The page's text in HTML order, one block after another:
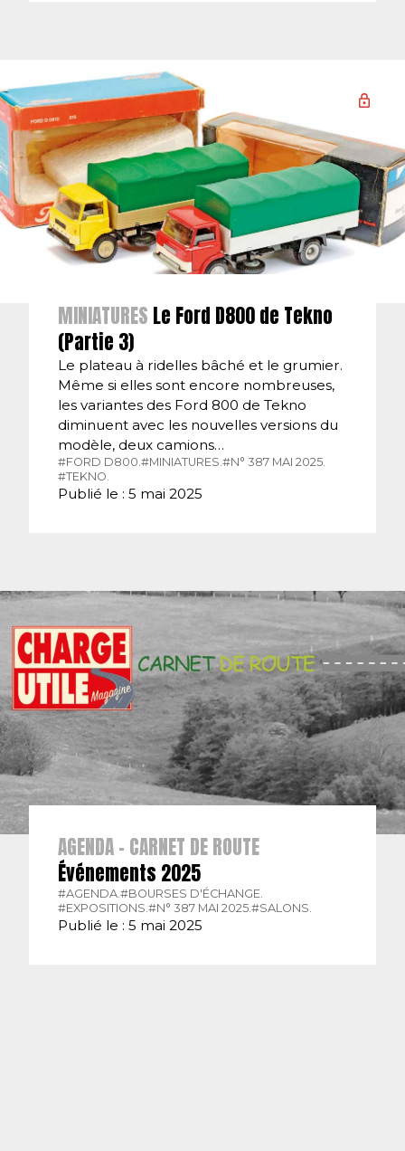
MINIATURES Le Ford D800 de Tekno
(Partie 3)
Le plateau à ridelles bâché et le grumier.
Même si elles sont encore nombreuses,
les variantes des Ford 800 de Tekno
diminuent avec les nouvelles versions du
modèle, deux camions…
#FORD D800.#MINIATURES.#N° 387 MAI 2025.
#TEKNO.
Publié le : 5 mai 2025
AGENDA - CARNET DE ROUTE
Événements 2025
#AGENDA. #BOURSES D'ÉCHANGE.
#EXPOSITIONS. #N° 387 MAI 2025. #SALONS.
Publié le : 5 mai 2025